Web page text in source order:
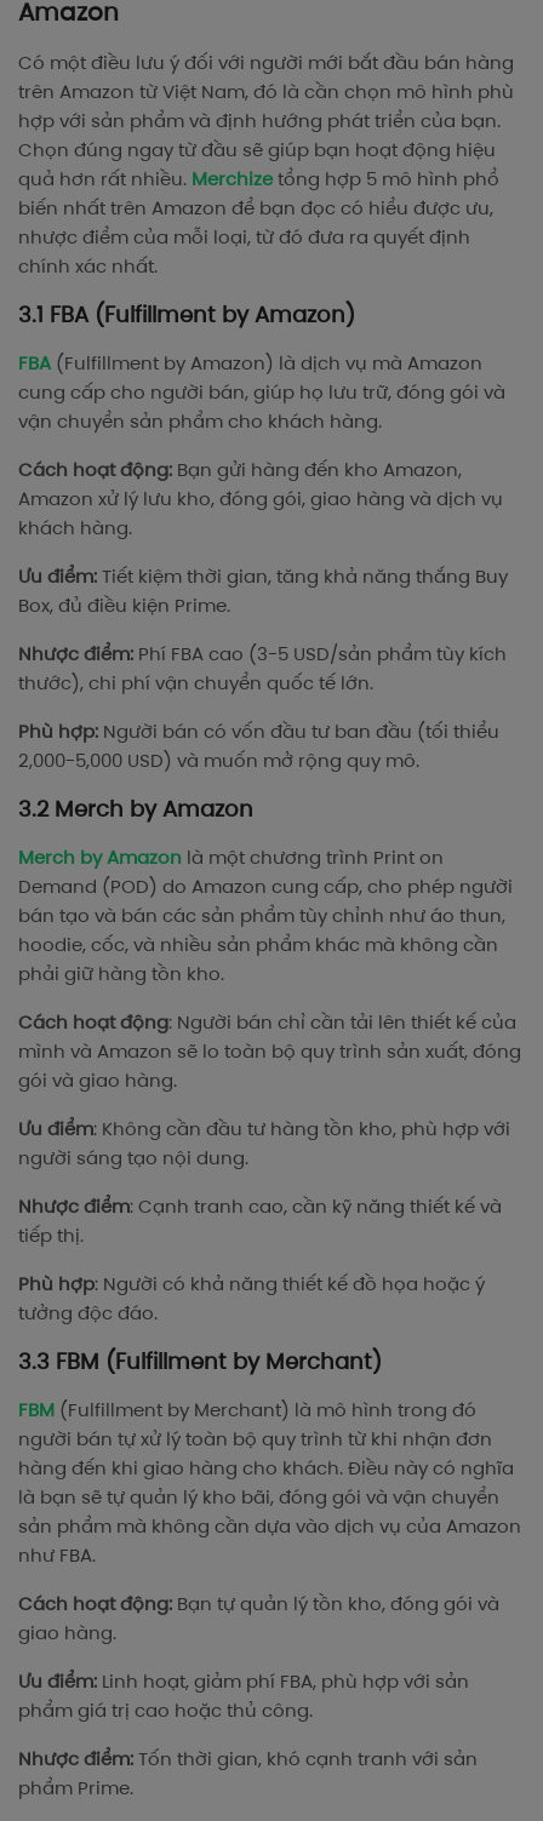
Amazon
Có một điều lưu ý đối với người mới bắt đầu bán hàng
trên Amazon từ Việt Nam, đó là cần chọn mô hình phù
hợp với sản phẩm và định hướng phát triển của bạn.
Chọn đúng ngay từ đầu sẽ giúp bạn hoạt động hiệu
quả hơn rất nhiều. Merchizetổng hợp 5 mô hình phổ
biến nhất trên Amazon để bạn đọc có hiểu được ưu,
nhược điểm của mỗi loại, từ đó đưa ra quyết định
chính xác nhất.
3.1 FBA (Fulfillment by Amazon)
FBA (Fulfillment by Amazon) là dịch vụ mà Amazon
cung cấp cho người bán, giúp họ lưu trữ, đóng gói và
vận chuyển sản phẩm cho khách hàng.
Cách hoạt động: Bạn gửi hàng đến kho Amazon,
Amazon xử lý lưu kho, đóng gói, giao hàng và dịch vụ
khách hàng.
Ưu điểm:Tiết kiệm thời gian, tăng khả năng thắng Buy
Box, đủ điều kiện Prime.
Nhược điểm: Phí FBA cao (3-5 USD/sản phẩm tùy kích
thước), chi phí vận chuyển quốc tế lớn.
Phù hợp: Người bán có vốn đầu tư ban đầu (tối thiểu
2,000-5,000 USD) và muốn mở rộng quy mô.
3.2 Merch by Amazon
Merch by Amazon là một chương trình Print on
Demand (POD) do Amazon cung cấp, cho phép người
bán tạo và bán các sản phẩm tùy chỉnh như áo thun,
hoodie, cốc, và nhiều sản phẩm khác mà không cần
phải giữ hàng tồn kho.
Cách hoạt động: Người bán chỉ cần tải lên thiết kế của
mình và Amazon sẽ lo toàn bộ quy trình sản xuất, đóng
gói và giao hàng.
Ưu điểm: Không cần đầu tư hàng tồn kho, phù hợp với
người sáng tạo nội dung.
Nhược điểm: Cạnh tranh cao, cần kỹ năng thiết kế và
tiếp thị.
Phù hợp: Người có khả năng thiết kế đồ họa hoặc ý
tưởng độc đáo.
3.3 FBM (Fulfillment by Merchant)
FBM (Fulfillment by Merchant) là mô hình trong đó
người bán tự xử lý toàn bộ quy trình từ khi nhận đơn
hàng đến khi giao hàng cho khách. Điều này có nghĩa
là bạn sẽ tự quản lý kho bãi, đóng gói và vận chuyển
sản phẩm mà không cần dựa vào dịch vụ của Amazon
như FBA.
Cách hoạt động: Bạn tự quản lý tồn kho, đóng gói và
giao hàng.
Ưu điểm: Linh hoạt, giảm phí FBA, phù hợp với sản
phẩm giá trị cao hoặc thủ công.
Nhược điểm:Tốn thời gian, khó cạnh tranh với sản
phẩm Prime.